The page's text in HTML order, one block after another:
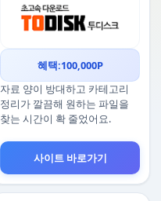
혜택:100,000P
자료 양이 방대하고 카테고리
정리가 깔끔해 원하는 파일을
찾는 시간이 확 줄었어요.
사이트 바로가기